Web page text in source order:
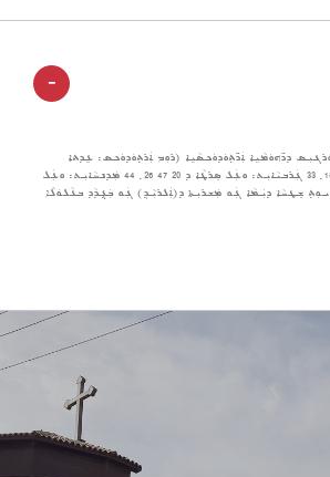
-
ܕܖ̈ܗܘܿܡܵܝܹܐ ܐܲܖ̈ܬ݂ܘܿܕܘܿܟܣܵܝܹܐ (ܪܘܼܡ ܐܲܪܬ݂ܘܿܕܘܿܟܣ: ܥܹܕܬܐ
ܝܲܘܢܵܝܬܐ): ܥܲܠ ܣܸܪܛܵܐ ܕ 10 2 18 ݂ 33 ܓܲܪܒܝܵܐܝܼܬ: ܘܥܲܠ ܣܸܪܛܵܐ ܕ 20 47 26 ݂ 44 ܡܲܕܢܚܵܐܝܼܬ: ܘܥܲܠ
ܡܼܢ ܫܲܘܝܘܼܬ݂ ܫܸܛܚܵܐ ܕܝܲܡܵܐ ܓܲܘ ܡܲܫܪܝܼܬܐ ܕ(ܐܲܠܪܝܼܵܕ݂) ܓܲܘ ܒܲܓ݂ܕܵܕ ܒܥܵܠܘܿܠܵܐ